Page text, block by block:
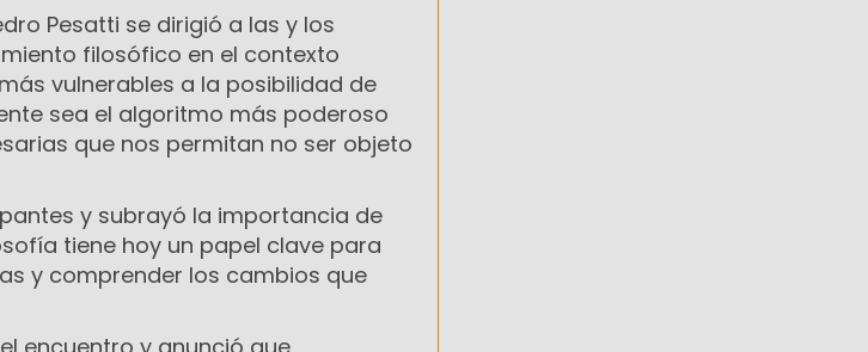
Pesatti se dirigió a las y los
filosófico en el contexto
vulnerables a la posibilidad de
sea el algoritmo más poderoso
que nos permitan no ser objeto
y subrayó la importancia de
tiene hoy un papel clave para
y comprender los cambios que